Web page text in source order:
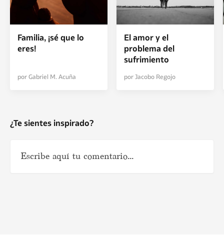
Familia, ¡sé que lo
eres!
por Gabriel M. Acuña
El amor y el
problema del
sufrimiento
por Jacobo Regojo
¿Te sientes inspirado?